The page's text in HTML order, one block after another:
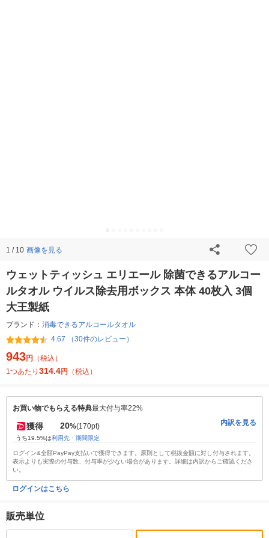
1 / 10 画像を見る
ウェットティッシュ エリエール 除菌できるアルコー
ルタオル ウイルス除去用ボックス 本体 40枚入 3個
大王製紙
ブランド： 消毒できるアルコールタオル
4.67 （30件のレビュー）
943円
（税込）
1つあたり 314.4円 （税込）
お買い物でもらえる特典最大付与率22%
獲得 20%(170pt)
うち19.5%は利用先・期間限定
内訳を見る
ログイン&全額PayPay支払いで獲得できます。原則として税抜金額に対し付与されます。
表示よりも実際の付与数、付与率が少ない場合があります。詳細は内訳からご確認くださ
い。
ログインはこちら
販売単位